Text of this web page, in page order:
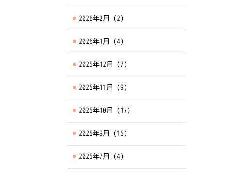
2026年2月 (2)
2026年1月 (4)
2025年12月 (7)
2025年11月 (9)
2025年10月 (17)
2025年9月 (15)
2025年7月 (4)